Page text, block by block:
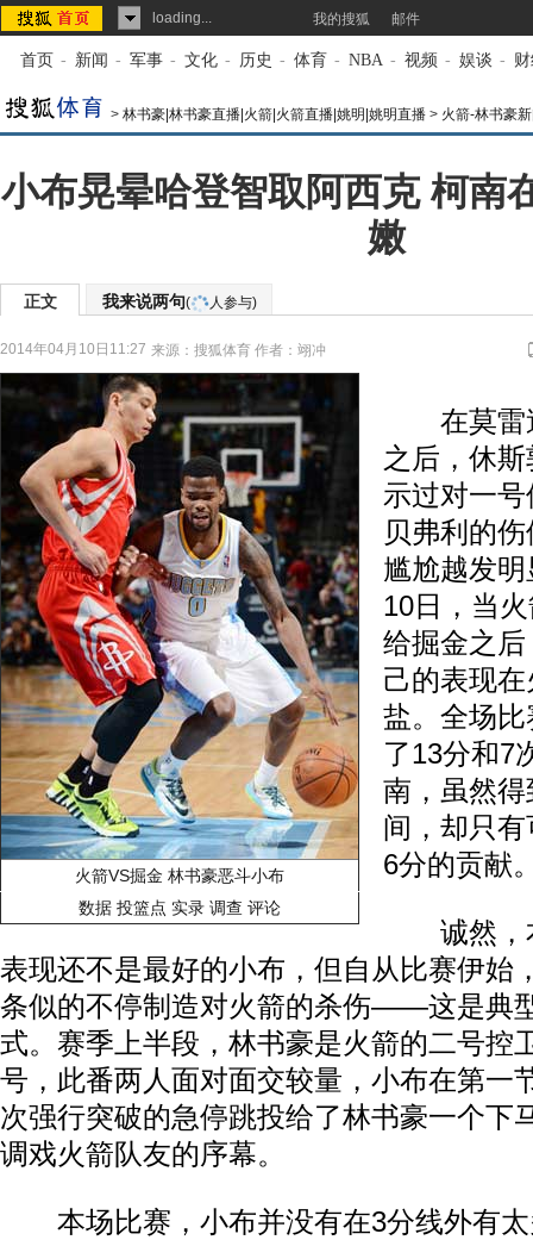
loading... 我的搜狐 邮件
首页 - 新闻 - 军事 - 文化 - 历史 - 体育 - NBA - 视频 - 娱谈 -
> 林书豪|林书豪直播|火箭|火箭直播|姚明|姚明直播 > 火箭-林书豪
小布晃晕哈登智取阿西克 柯南
嫩
正文 我来说两句( 人参与)
2014年04月10日11:27 来源： 搜狐体育 作者：翊冲
火箭VS掘金 林书豪恶斗小布
数据 投篮点 实录 调查 评论
在莫雷
之后，休
示过对一
贝弗利的
尴尬越发
10日，当
给掘金之
己的表现
盐。全场
了13分和7
南，虽然
间，却只
6分的贡献
诚然，
表现还不是最好的小布，但自从比赛伊始
条似的不停制造对火箭的杀伤——这是典
式。赛季上半段，林书豪是火箭的二号控
号，此番两人面对面交较量，小布在第一
次强行突破的急停跳投给了林书豪一个下
调戏火箭队友的序幕。
本场比赛，小布并没有在3分线外有太